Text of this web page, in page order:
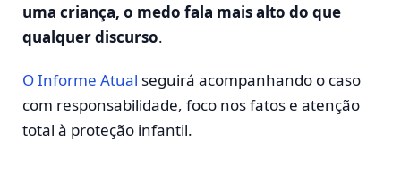
uma criança, o medo fala mais alto do que
qualquer discurso.
O Informe Atual seguirá acompanhando o caso
com responsabilidade, foco nos fatos e atenção
total à proteção infantil.